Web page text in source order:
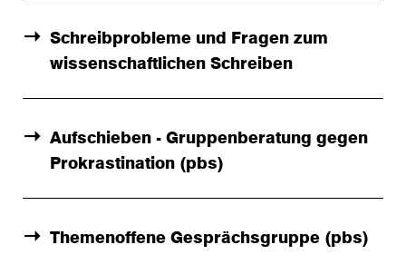
Schreibprobleme und Fragen zum
wissenschaftlichen Schreiben
Aufschieben - Gruppenberatung gegen
Prokrastination (pbs)
Themenoffene Gesprächsgruppe (pbs)